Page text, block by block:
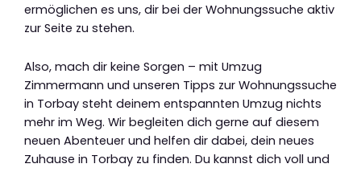
ermöglichen es uns, dir bei der Wohnungssuche aktiv
zur Seite zu stehen.
Also, mach dir keine Sorgen – mit Umzug
Zimmermann und unseren Tipps zur Wohnungssuche
in Torbay steht deinem entspannten Umzug nichts
mehr im Weg. Wir begleiten dich gerne auf diesem
neuen Abenteuer und helfen dir dabei, dein neues
Zuhause in Torbay zu finden. Du kannst dich voll und